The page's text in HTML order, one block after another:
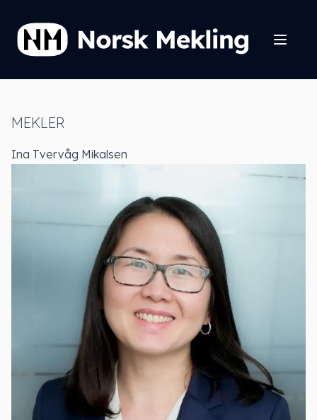
MEKLER
Ina Tvervåg Mikalsen